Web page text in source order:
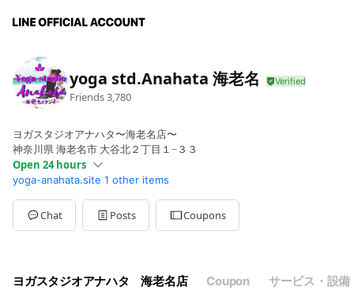
yoga std.Anahata 海老名
Friends3,780
ヨガスタジオアナハタ〜海老名店〜
神奈川県 海老名市 大谷北２丁目１−３３
Open 24 hours
Sun00:00 - 00:00
Mon00:00 - 00:00
Tue00:00 - 00:00
Wed00:00 - 00:00
00:00 - 00:00
yoga-anahata.site 1 other items
Chat Posts Coupons
ヨガスタジオアナハタ 海老名店 Coupon サービス・設備